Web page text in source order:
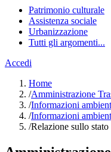
Patrimonio culturale
Assistenza sociale
Urbanizzazione
Tutti gli argomenti...
Accedi
Home
/Amministrazione
/Informazioni
/Informazioni
/Relazione sullo